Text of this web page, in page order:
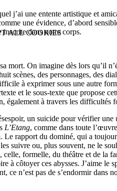
j’ai une entente artistique et
une évidence, d’abord
dans notre corps.
mort. On imagine dès lors qu’il
scènes, des personnages, des
à exprimer sous une autre
et le sous-texte que propose
également à travers les difficultés
un suicide pour vérifier
L’Etang, comme dans toute
Le rapport du dominé, qui a
suivre ou, plus souvent, ne le
formelle, du théâtre et de la
côtoyer ces abysses. J’aime le
n’est pas de s’endormir dans
ALL COOKIES